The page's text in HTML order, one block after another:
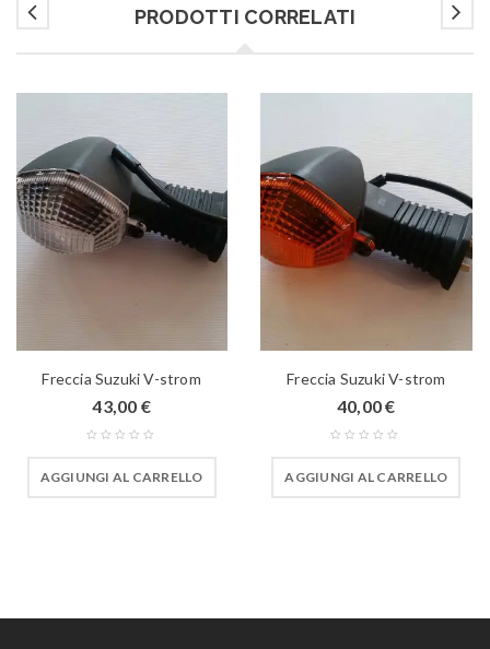
PRODOTTI CORRELATI
Freccia Suzuki V-strom
43,00 €
AGGIUNGI AL CARRELLO
Freccia Suzuki V-strom
40,00€
AGGIUNGI AL CARRELLO